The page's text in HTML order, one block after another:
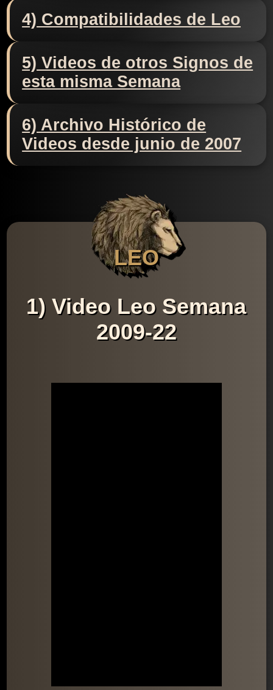
4) Compatibilidades de Leo
5) Videos de otros Signos de
esta misma Semana
6) Archivo Histórico de
Videos desde junio de 2007
LEO
1) Video Leo Semana
2009-22